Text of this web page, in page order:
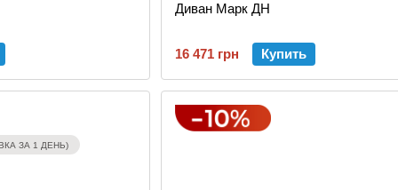
Диван Марк ДН
16 471 грн Купить
ЗА 1 ДЕНЬ)